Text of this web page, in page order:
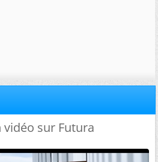
vidéo sur Futura